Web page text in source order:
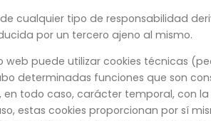
de cualquier tipo de
por un tercero ajeno al mismo.
web puede utilizar cookies técnicas
determinadas funciones que son
en todo caso, carácter temporal, con
estas cookies proporcionan por sí